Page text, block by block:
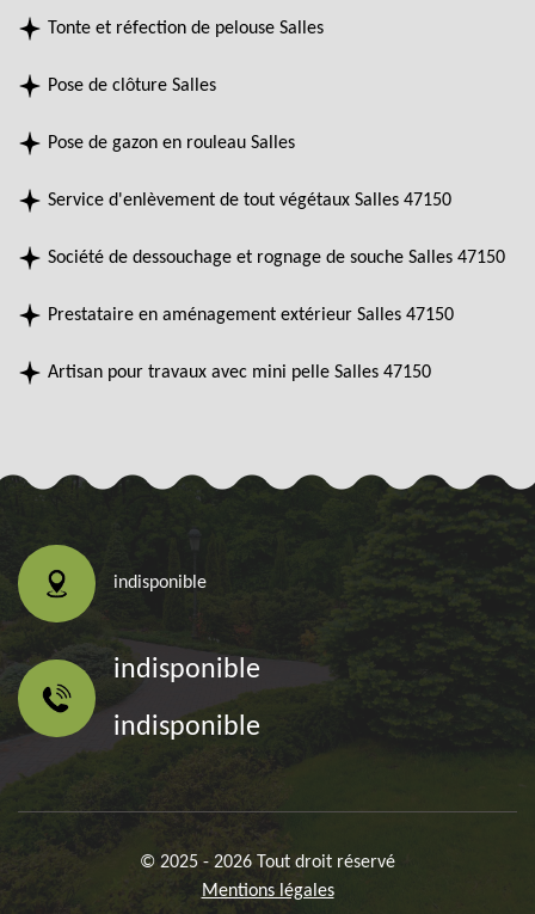
Tonte et réfection de pelouse Salles
Pose de clôture Salles
Pose de gazon en rouleau Salles
Service d'enlèvement de tout végétaux Salles 47150
Société de dessouchage et rognage de souche Salles 47150
Prestataire en aménagement extérieur Salles 47150
Artisan pour travaux avec mini pelle Salles 47150
indisponible
indisponible
indisponible
© 2025 - 2026 Tout droit réservé
Mentions légales